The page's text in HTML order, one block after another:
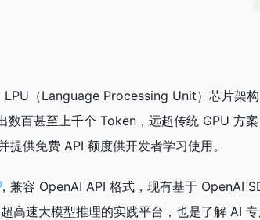
（Language Processing Unit）芯片架
百甚至上千个 Token，远超传统 GPU 方
供免费 API 额度供开发者学习使用。
容 OpenAI API 格式，现有基于 OpenAI
高速大模型推理的实践平台，也是了解 AI